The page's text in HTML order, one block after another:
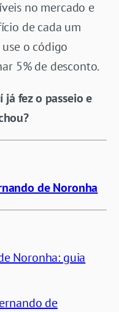
no mercado e
de cada um
use o código
5% de desconto.
já fez o passeio e
de Noronha
Noronha: guia
de